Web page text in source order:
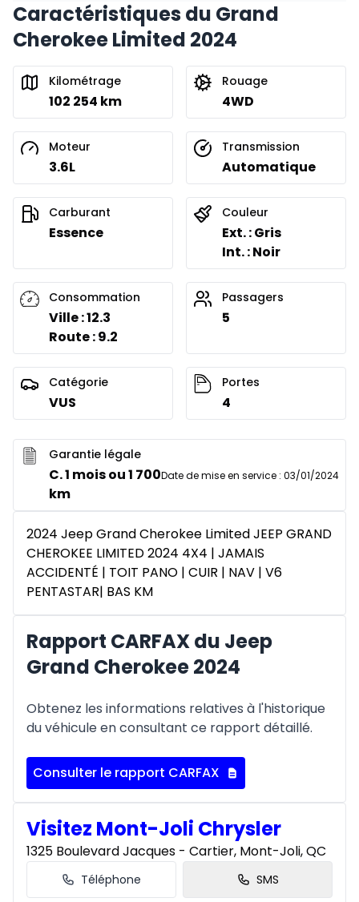
Financement sur 36 mois
Financement sur 36 mois
À partir de :
266
Financement sur 24 mois
Financement sur 24 mois
0.00 $ d'acompte • 8.99%
À partir de :
382$/Sem.
Caractéristiques du Grand
Cherokee Limited 2024
Kilométrage
102 254 km
Rouage
4WD
Moteur
3.6L
Transmission
Automatique
Carburant
Essence
Couleur
Ext. : Gris
Int. : Noir
Consommation
Ville : 12.3
Route : 9.2
Passagers
5
Catégorie
VUS
Portes
4
Garantie légale
C. 1 mois ou 1 700
km
Date de mise en service : 03/01/2024
2024 Jeep Grand Cherokee Limited JEEP GRAND
CHEROKEE LIMITED 2024 4X4 | JAMAIS
ACCIDENTÉ | TOIT PANO | CUIR | NAV | V6
PENTASTAR| BAS KM
Rapport CARFAX du Jeep
Grand Cherokee 2024
Obtenez les informations relatives à l'historique
du véhicule en consultant ce rapport détaillé.
Consulter le rapport CARFAX
Visitez Mont-Joli Chrysler
1325 Boulevard Jacques - Cartier, Mont-Joli, QC
Téléphone SMS